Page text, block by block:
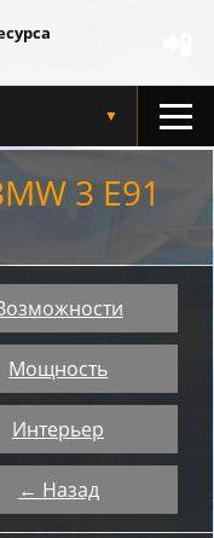
▼
3 E91
Мощность
Интерьер
← Назад